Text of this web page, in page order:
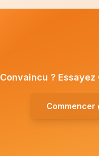
Convaincu ?